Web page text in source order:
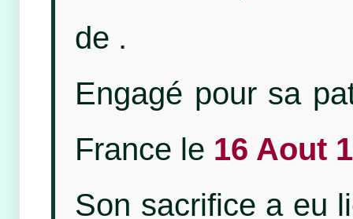
de .
Engagé pour sa
France le 16 Aout
Son sacrifice a eu